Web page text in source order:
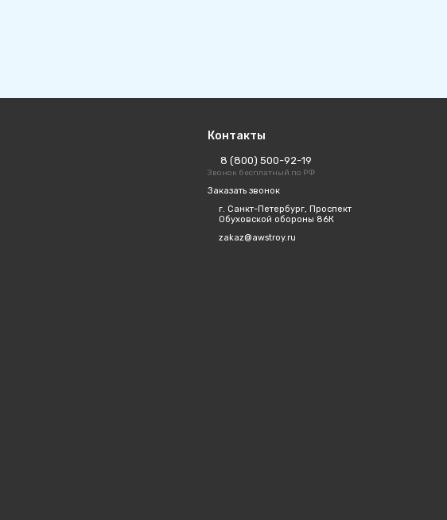
Контакты
8 (800) 500-92-19
Звонок бесплатный по РФ
Заказать звонок
г. Санкт-Петербург, Проспект
Обуховской обороны 86К
zakaz@awstroy.ru